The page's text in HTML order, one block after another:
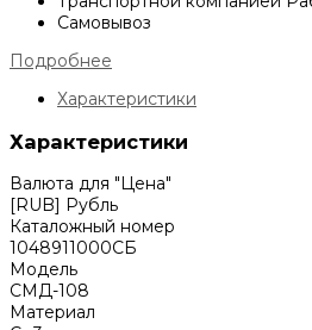
Самовывоз
Подробнее
Характеристики
Характеристики
Валюта для "Цена"
[RUB] Рубль
Каталожный номер
1048911000СБ
Модель
СМД-108
Материал